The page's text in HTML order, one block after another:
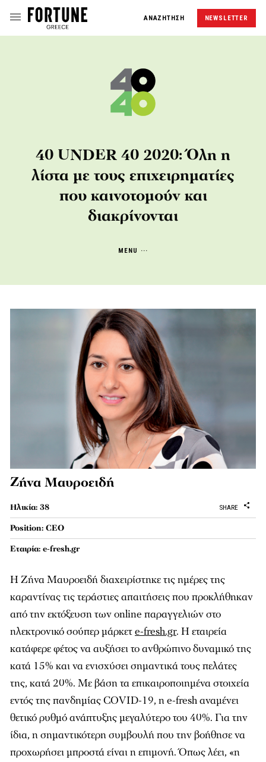
ΑΝΑΖΗΤΗΣΗ NEWSLETTER
40 UNDER 40 2020: Όλη η
λίστα με τους επιχειρηματίες
που καινοτομούν και
διακρίνονται
Ζήνα Μαυροειδή
SHARE
Ηλικία: 38
Position: CEO
Εταιρία: e-fresh.gr
Η Ζήνα Μαυροειδή διαχειρίστηκε τις ημέρες της
καραντίνας τις τεράστιες απαιτήσεις που προκλήθηκαν
από την εκτόξευση των online παραγγελιών στο
ηλεκτρονικό σούπερ μάρκετe-fresh.gr. Η εταιρεία
κατάφερε φέτος να αυξήσει το ανθρώπινο δυναμικό της
κατά 15% και να ενισχύσει σημαντικά τους πελάτες
της, κατά 20%. Με βάση τα επικαιροποιημένα στοιχεία
εντός της πανδημίας COVID-19, η e-fresh αναμένει
θετικό ρυθμό ανάπτυξης μεγαλύτερο του 40%. Για την
ίδια, η σημαντικότερη συμβουλή που την βοήθησε να
προχωρήσει μπροστά είναι η επιμονή. Όπως λέει, «η